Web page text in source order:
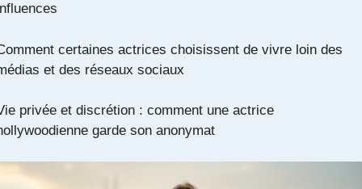
certaines actrices choisissent de vivre loin des
et des réseaux sociaux
privée et discrétion : comment une actrice
garde son anonymat